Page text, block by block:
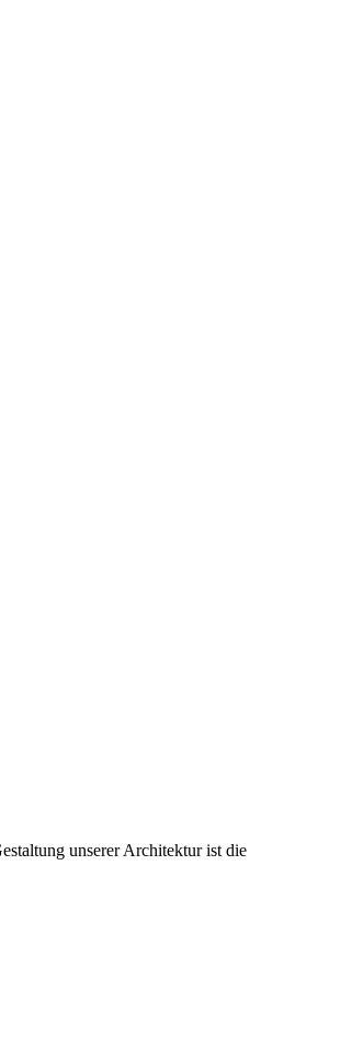
unserer Architektur ist die